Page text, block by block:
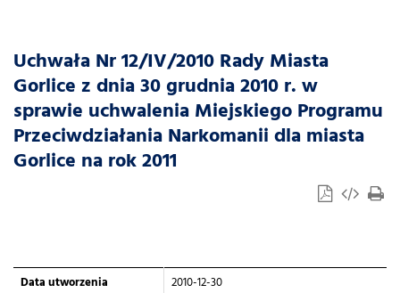
Uchwała Nr 12/IV/2010 Rady Miasta
Gorlice z dnia 30 grudnia 2010 r. w
sprawie uchwalenia Miejskiego Programu
Przeciwdziałania Narkomanii dla miasta
Gorlice na rok 2011
Data utworzenia
2010-12-30